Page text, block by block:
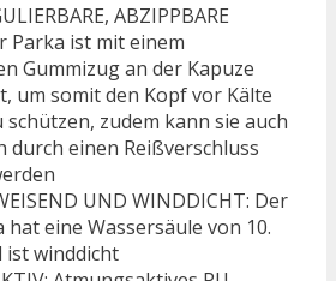
ABZIPPBARE
Parka ist mit einem
Gummizug an der Kapuze
um somit den Kopf vor Kälte
schützen, zudem kann sie auch
durch einen Reißverschluss
UND WINDDICHT: Der
hat eine Wassersäule von 10.
ist winddicht